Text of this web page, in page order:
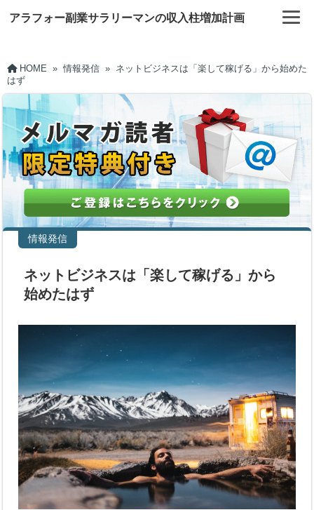
アラフォー副業サラリーマンの収入柱増加計画
HOME »情報発信 » ネットビジネスは「楽して稼げる」から始めた
はず
情報発信
ネットビジネスは「楽して稼げる」から
始めたはず